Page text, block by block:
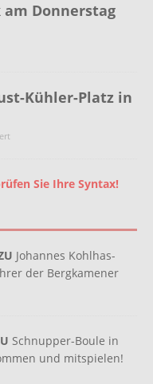
Donnerstag
Kühler-Platz in
Sie Ihre Syntax!
Johannes Kohlhas-
der Bergkamener
Schnupper-Boule in
und mitspielen!